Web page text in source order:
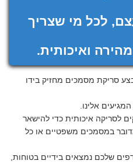
לכל מי שצריך
ואיכותית.
סריקת מסמכים מחזיק בידו
אלינו.
לסריקה איכותית כדי להישאר
במסמכים משפטיים או כל
שלכם נמצאים בידיים בטוחות,